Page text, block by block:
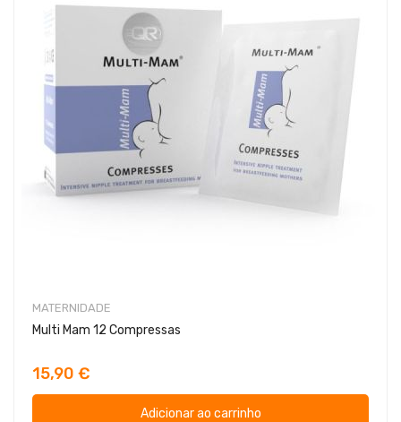
MATERNIDADE
Multi Mam 12 Compressas
15,90 €
Adicionar ao carrinho